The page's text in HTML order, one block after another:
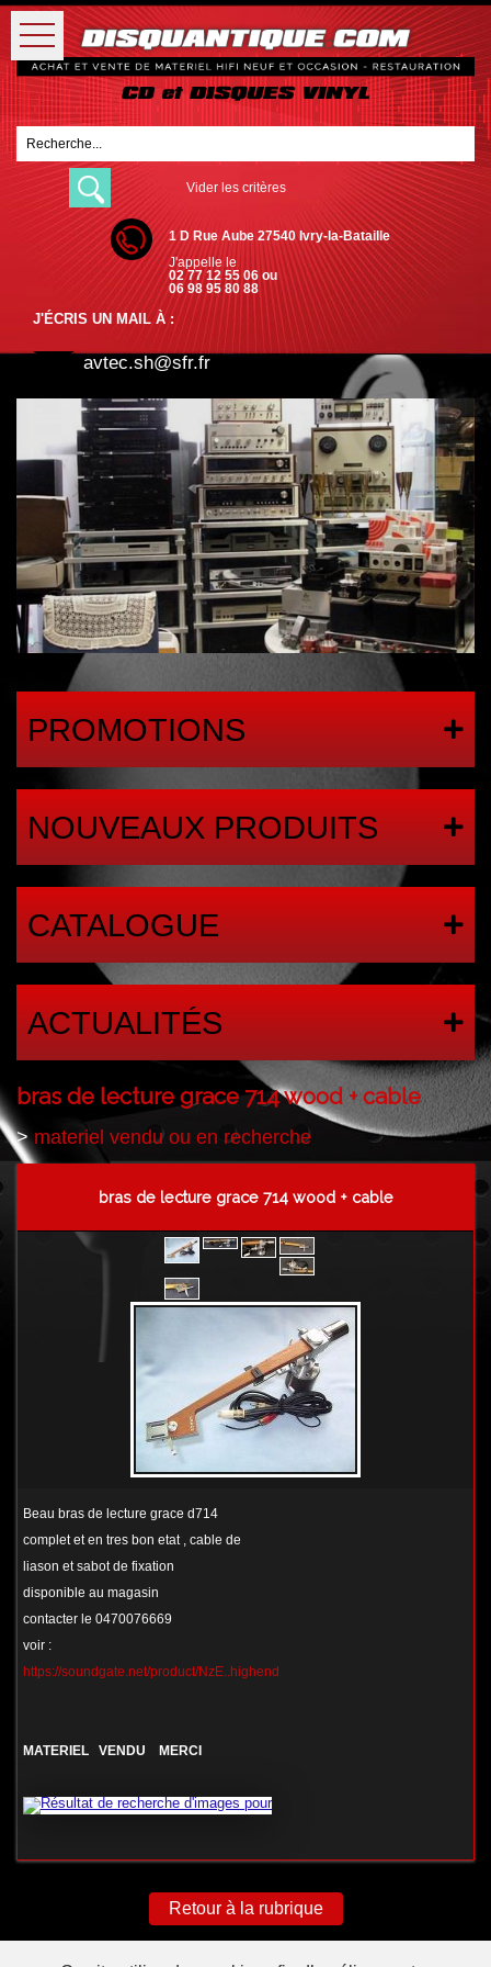
Vider les critères
1 D Rue Aube 27540 Ivry-la-Bataille
J'appelle le
02 77 12 55 06 ou
06 98 95 80 88
J'ÉCRIS UN MAIL À :
avtec.sh@sfr.fr
PROMOTIONS
NOUVEAUX PRODUITS
CATALOGUE
ACTUALITÉS
bras de lecture grace 714 wood + cable
>materiel vendu ou en recherche
bras de lecture grace 714 wood + cable
Beau bras de lecture grace d714
complet et en tres bon etat , cable de
liason et sabot de fixation
disponible au magasin
contacter le 0470076669
voir :
https://soundgate.net/product/NzE..highend
MATERIEL VENDU MERCI
Retour à la rubrique